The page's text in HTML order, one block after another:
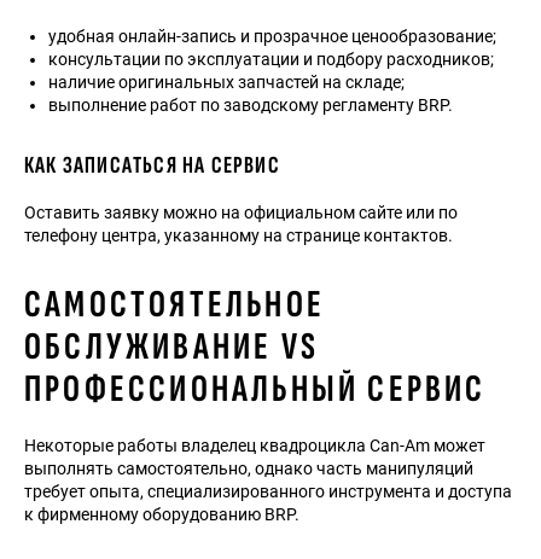
удобная онлайн-запись и прозрачное ценообразование;
консультации по эксплуатации и подбору расходников;
наличие оригинальных запчастей на складе;
выполнение работ по заводскому регламенту BRP.
КАК ЗАПИСАТЬСЯ НА СЕРВИС
Оставить заявку можно на официальном сайте или по
телефону центра, указанному на странице контактов.
САМОСТОЯТЕЛЬНОЕ
ОБСЛУЖИВАНИЕ VS
ПРОФЕССИОНАЛЬНЫЙ СЕРВИС
Некоторые работы владелец квадроцикла Can-Am может
выполнять самостоятельно, однако часть манипуляций
требует опыта, специализированного инструмента и доступа
к фирменному оборудованию BRP.